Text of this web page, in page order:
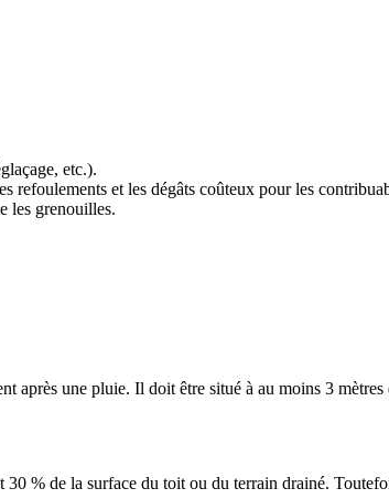
etc.).
refoulements et les dégâts coûteux pour les
les grenouilles.
après une pluie. Il doit être situé à au moins 3
% de la surface du toit ou du terrain drainé.